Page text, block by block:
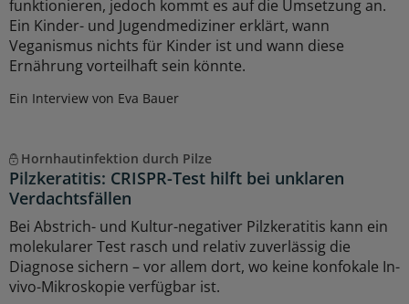
funktionieren, jedoch kommt es auf die Umsetzung an.
Ein Kinder- und Jugendmediziner erklärt, wann
Veganismus nichts für Kinder ist und wann diese
Ernährung vorteilhaft sein könnte.
Ein Interview von Eva Bauer
Hornhautinfektion durch Pilze
Pilzkeratitis: CRISPR-Test hilft bei unklaren
Verdachtsfällen
Bei Abstrich- und Kultur-negativer Pilzkeratitis kann ein
molekularer Test rasch und relativ zuverlässig die
Diagnose sichern – vor allem dort, wo keine konfokale In-
vivo-Mikroskopie verfügbar ist.